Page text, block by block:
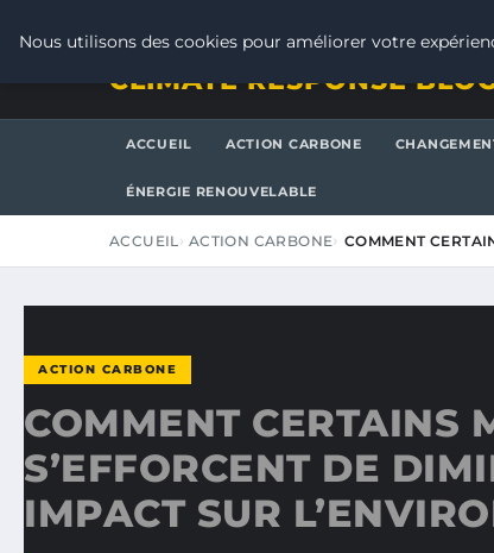
CLIMATE RESPONSE
ACCUEIL ACTION CARBONE
ÉNERGIE RENOUVELABLE
ACCUEIL ACTION CARBONE COMMENT
ACTION CARBONE
COMMENT CERTAINS
S’EFFORCENT DE
IMPACT SUR
Nous utilisons des cookies pour améliorer votre